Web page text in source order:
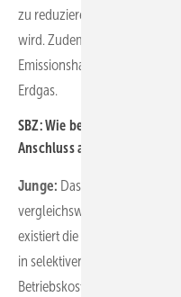
zu reduzieren, weiterhin die
wird. Zudem rechnen
Emissionshandels ab 2027
Erdgas.
SBZ: Wie bewerten Sie denn
Anschluss an ein Nah- oder
Junge: Das ist natürlich auch
vergleichsweise noch
existiert die Möglichkeit zum
in selektiven Lagen. Darüber
Betriebskosten völlig